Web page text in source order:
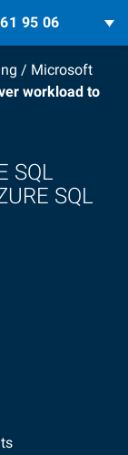
95 06
/ Microsoft
workload to
SQL
SQL